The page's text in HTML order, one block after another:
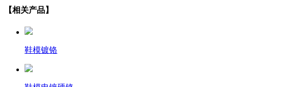
【相关产品】
鞋模镀铬